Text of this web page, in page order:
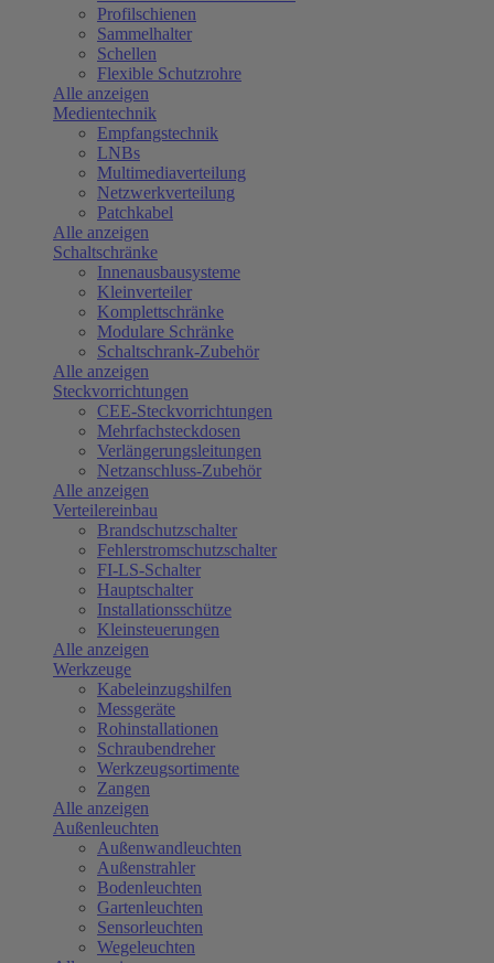
Profilschienen
Sammelhalter
Schellen
Flexible Schutzrohre
Alle anzeigen
Medientechnik
Empfangstechnik
LNBs
Multimediaverteilung
Netzwerkverteilung
Patchkabel
Alle anzeigen
Schaltschränke
Innenausbausysteme
Kleinverteiler
Komplettschränke
Modulare Schränke
Schaltschrank-Zubehör
Alle anzeigen
Steckvorrichtungen
CEE-Steckvorrichtungen
Mehrfachsteckdosen
Verlängerungsleitungen
Netzanschluss-Zubehör
Alle anzeigen
Verteilereinbau
Brandschutzschalter
Fehlerstromschutzschalter
FI-LS-Schalter
Hauptschalter
Installationsschütze
Kleinsteuerungen
Alle anzeigen
Werkzeuge
Kabeleinzugshilfen
Messgeräte
Rohinstallationen
Schraubendreher
Werkzeugsortimente
Zangen
Alle anzeigen
Außenleuchten
Außenwandleuchten
Außenstrahler
Bodenleuchten
Gartenleuchten
Sensorleuchten
Wegeleuchten